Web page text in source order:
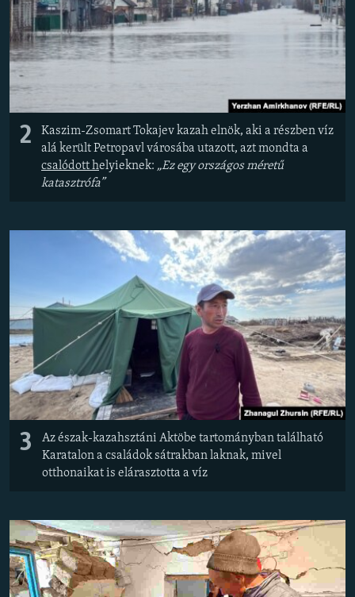
2
Kaszim-Zsomart Tokajev kazah elnök, aki a részben víz
alá került Petropavl városába utazott, azt mondta a
csalódott helyieknek: „Ez egy országos méretű
katasztrófa”
3
Az észak-kazahsztáni Aktöbe tartományban található
Karatalon a családok sátrakban laknak, mivel
otthonaikat is elárasztotta a víz